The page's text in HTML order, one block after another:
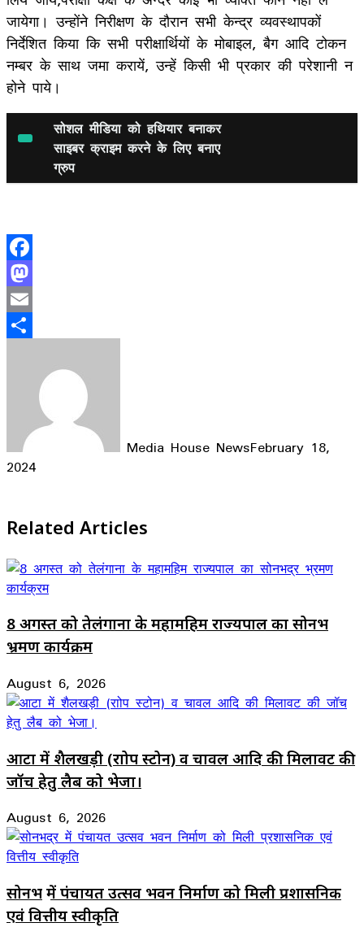
जायेगा। उन्होंने निरीक्षण के दौरान सभी केन्द्र व्यवस्थापकों
निर्देशित किया कि सभी परीक्षार्थियों के मोबाइल, बैग आदि टोकन
नम्बर के साथ जमा करायें, उन्हें किसी भी प्रकार की परेशानी न
होने पाये।
सोशल मीडिया को हथियार बनाकर
साइबर क्राइम करने के लिए बनाए
ग्रुप
Facebook
Mastodon
Email
Media House NewsFebruary 18,
2024
Related Articles
8 अगस्त को तेलंगाना के महामहिम राज्यपाल का सोनभद्र
भ्रमण कार्यक्रम
August 6, 2026
आटा में शैलखड़ी (राोप स्टोन) व चावल आदि की मिलावट की
जॉच हेतु लैब को भेजा।
August 6, 2026
सोनभद्र में पंचायत उत्सव भवन निर्माण को मिली प्रशासनिक
एवं वित्तीय स्वीकृति